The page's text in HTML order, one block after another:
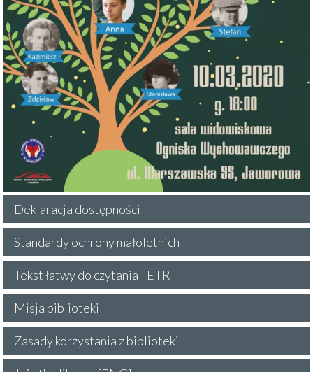
Deklaracja dostępności
Standardy ochrony małoletnich
Tekst łatwy do czytania - ETR
Misja biblioteki
Zasady korzystania z biblioteki